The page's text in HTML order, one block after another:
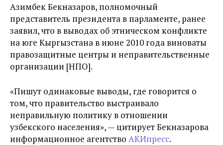
Азимбек Бекназаров, полномочный
представитель президента в парламенте, ранее
заявил, что в выводах об этническом конфликте
на юге Кыргызстана в июне 2010 года виноваты
правозащитные центры и неправительственные
организации [НПО].
«Пишут одинаковые выводы, где говорится о
том, что правительство выстраивало
неправильную политику в отношении
узбекского населения», — цитирует Бекназарова
информационное агентство АКИпресс.